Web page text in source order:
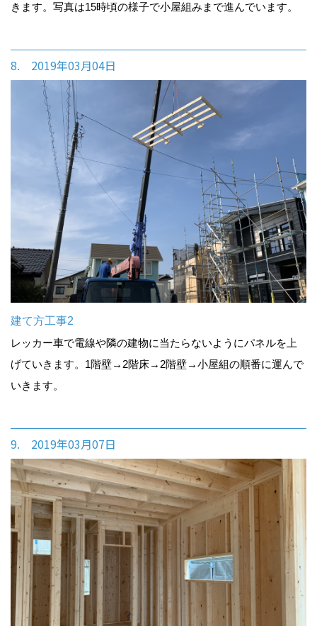
きます。写真は15時頃の様子で小屋組みまで進んでいます。
8. 2019年03月04日
建て方工事2
レッカー車で電線や隣の建物に当たらないようにパネルを上
げていきます。1階壁→2階床→2階壁→小屋組の順番に運んで
いきます。
9. 2019年03月07日